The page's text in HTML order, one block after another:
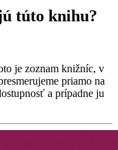
túto knihu?
je zoznam knižníc, v
priamo na
a prípadne ju